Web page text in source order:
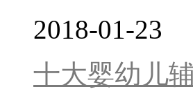
2018-01-23
十大婴幼儿